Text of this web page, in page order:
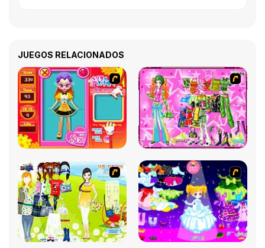
JUEGOS RELACIONADOS